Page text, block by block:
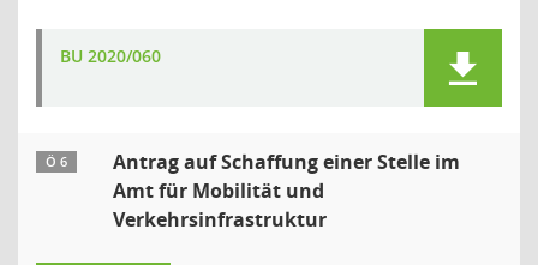
BU 2020/060
Ö 6
Antrag auf Schaffung einer Stelle im
Amt für Mobilität und
Verkehrsinfrastruktur